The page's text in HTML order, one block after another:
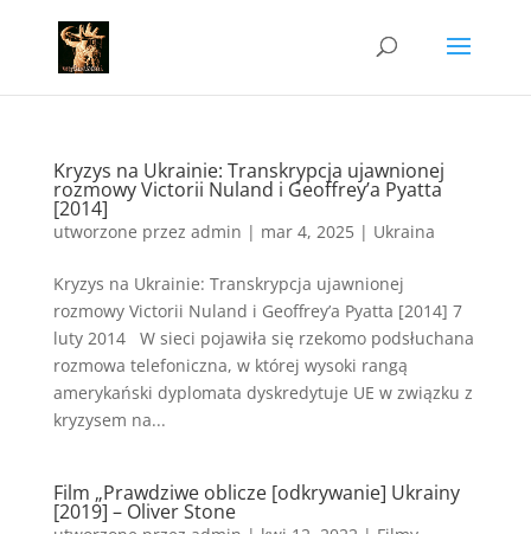
Kryzys na Ukrainie: Transkrypcja ujawnionej
rozmowy Victorii Nuland i Geoffrey’a Pyatta
[2014]
utworzone przez admin | mar 4, 2025| Ukraina
Kryzys na Ukrainie: Transkrypcja ujawnionej
rozmowy Victorii Nuland i Geoffrey’a Pyatta [2014] 7
luty 2014 W sieci pojawiła się rzekomo podsłuchana
rozmowa telefoniczna, w której wysoki rangą
amerykański dyplomata dyskredytuje UE w związku z
kryzysem na...
Film „Prawdziwe oblicze [odkrywanie] Ukrainy
[2019] – Oliver Stone